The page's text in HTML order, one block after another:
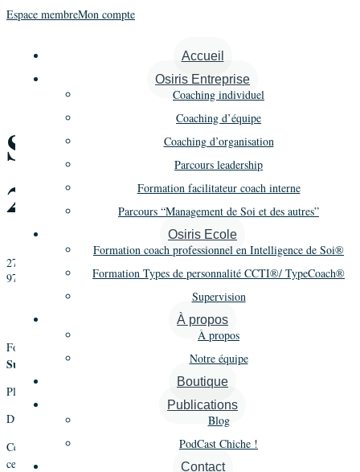
Espace membreMon compte
Accueil
Osiris Entreprise
Coaching individuel
Coaching d’équipe
Coaching d’organisation
Parcours leadership
Formation facilitateur coach interne
Parcours “Management de Soi et des autres”
Osiris Ecole
Formation coach professionnel en Intelligence de Soi®
Formation Types de personnalité CCTI®/ TypeCoach®
Supervision
À propos
À propos
Notre équipe
Boutique
Publications
Blog
PodCast Chiche !
Contact
« Tous les Évènements
Supervision D
2015/16 – Module 2
27 janvier 2016
975€ à 1290€
Types de personnalité – Jours 4 et 5
Formation Coaching – Promo 19 – 1er cycle – Module 3
Former les coaches à la
Supervision individuelle
Superviseur
.
Plus d’informations sur la
Supervision.
Durée :
7½ jours de2½ jours
Ce module correspond au
second module de2½jours. Dernier module de
cette promotion : du
6 au 8 avril 2016.